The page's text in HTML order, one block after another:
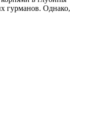
гурманов. Однако,